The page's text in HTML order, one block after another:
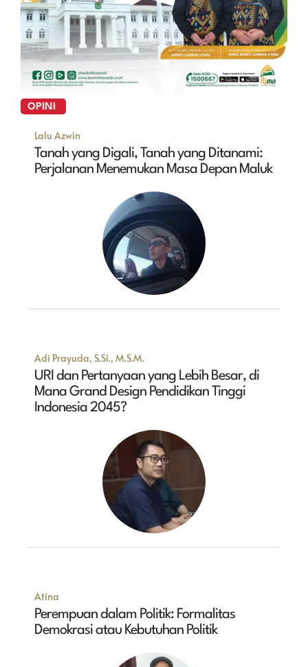
OPINI
Lalu Azwin
Tanah yang Digali, Tanah yang Ditanami:
Perjalanan Menemukan Masa Depan Maluk
Adi Prayuda, S.Si., M.S.M.
URI dan Pertanyaan yang Lebih Besar, di
Mana Grand Design Pendidikan Tinggi
Indonesia 2045?
Atina
Perempuan dalam Politik: Formalitas
Demokrasi atau Kebutuhan Politik